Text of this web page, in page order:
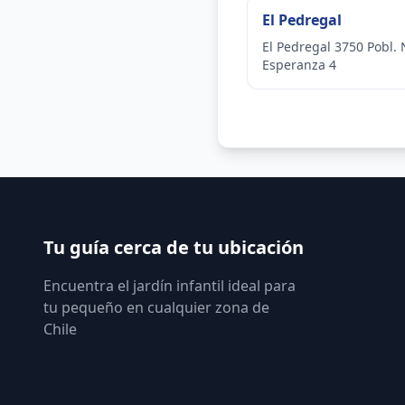
El Pedregal
El Pedregal 3750 Pobl.
Esperanza 4
Tu guía cerca de tu ubicación
Encuentra el jardín infantil ideal para
tu pequeño en cualquier zona de
Chile